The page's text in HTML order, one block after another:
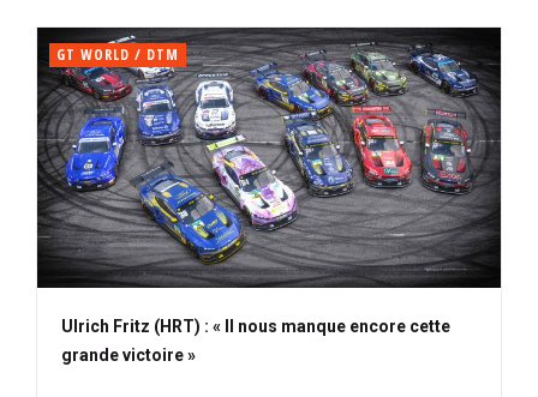
GT WORLD / DTM
Ulrich Fritz (HRT) : « Il nous manque encore cette
grande victoire »